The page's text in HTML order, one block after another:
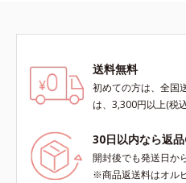
送料無料
初めての方は、全国
は、3,300円以上(税
30日以内なら返
開封後でも発送日か
※商品返送料はオル